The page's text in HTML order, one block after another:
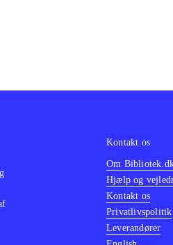
Kontakt os
Om
Hjælp og
Kontakt os
Privatlivspolitik
Leverandører